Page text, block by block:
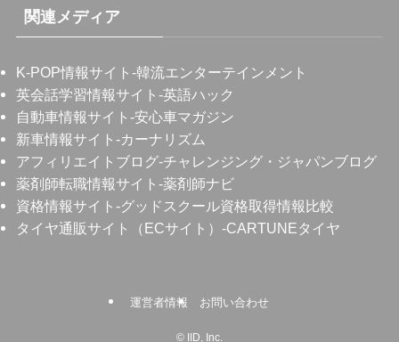
関連メディア
K-POP情報サイト -韓流エンターテインメント
英会話学習情報サイト -英語ハック
自動車情報サイト -安心車マガジン
新車情報サイト -カーナリズム
アフィリエイトブログ-チャレンジング・ジャパンブログ
薬剤師転職情報サイト -薬剤師ナビ
資格情報サイト -グッドスクール資格取得情報比較
タイヤ通販サイト（ECサイト） -CARTUNEタイヤ
運営者情報 お問い合わせ
© IID, Inc.